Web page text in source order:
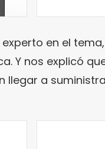
en el
Y nos explicó
llegar a